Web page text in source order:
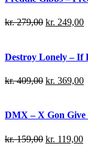
kr.279,00 kr. 249,00
Destroy Lonely – If
kr.409,00 kr. 369,00
DMX – X Gon
kr.159,00 kr. 119,00